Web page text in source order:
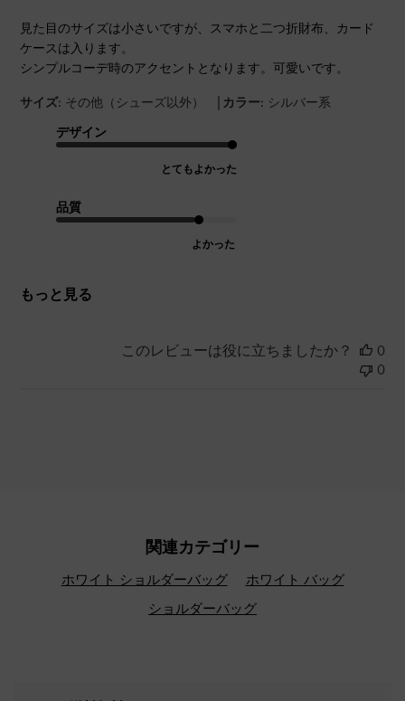
見た目のサイズは小さいですが、スマホと二つ折財布、カード
ケースは入ります。
シンプルコーデ時のアクセントとなります。可愛いです。
サイズ: その他（シューズ以外） | カラー: シルバー系
デザイン
とてもよかった
品質
よかった
もっと見る
このレビューは役に立ちましたか？
0
0
関連カテゴリー
ホワイト ショルダーバッグ
ホワイト バッグ
ショルダーバッグ